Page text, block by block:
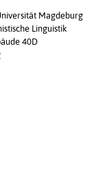
Magdeburg
Linguistik
40D